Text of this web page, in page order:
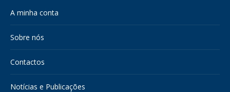
windowwindow
A minha conta
Sobre nós
Contactos
Notícias e Publicações